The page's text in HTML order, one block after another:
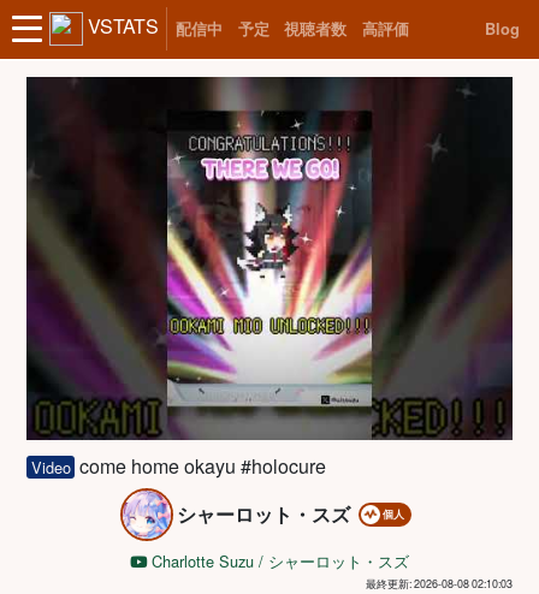
VSTATS 配信中 予定 視聴者数 高評価 Blog
Video come home okayu #holocure
シャーロット・スズ
個人
Charlotte Suzu / シャーロット・スズ
最終更新: 2026-08-08 02:10:03